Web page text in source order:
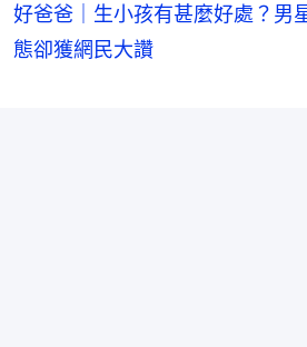
好爸爸｜生小孩有甚麼好處？男
態卻獲網民大讚